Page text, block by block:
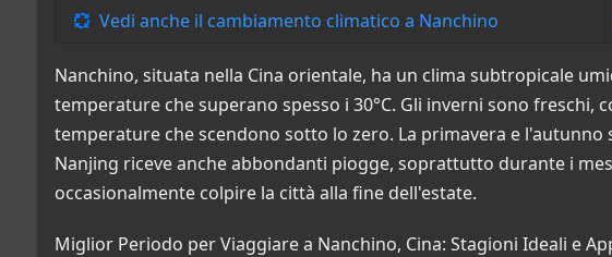
Vedi anche il cambiamento climatico a Nanchino
Nanchino, situata nella Cina orientale, ha un clima subtropicale
temperature che superano spesso i 30°C. Gli inverni sono freschi,
temperature che scendono sotto lo zero. La primavera e
Nanjing riceve anche abbondanti piogge, soprattutto durante i
occasionalmente colpire la città alla fine dell'estate.
Miglior Periodo per Viaggiare a Nanchino, Cina: Stagioni Ideali e